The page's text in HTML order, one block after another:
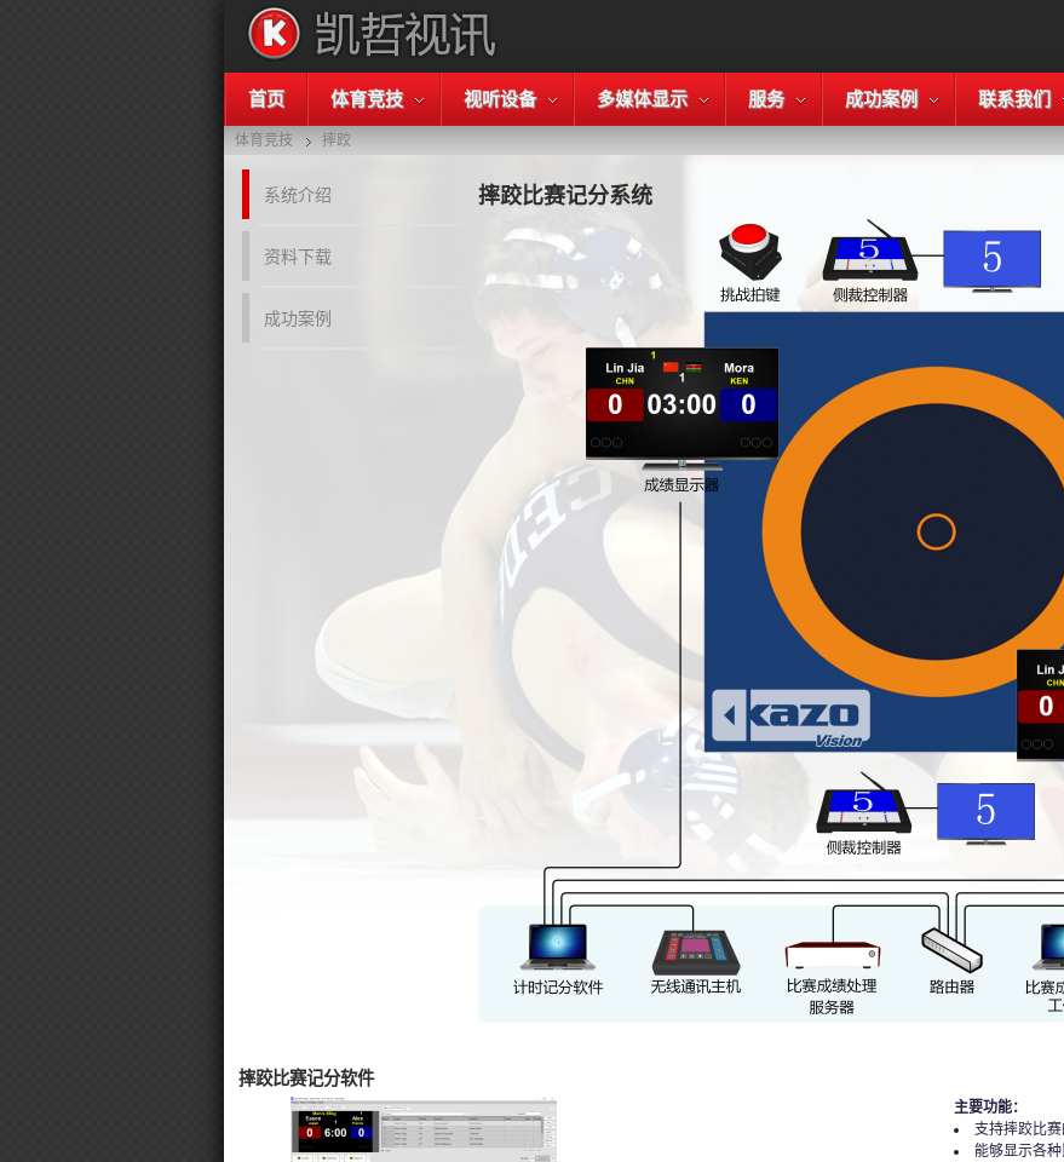
首页 体育竞技 视听设备 多媒体显示 服务 成功案例 联系我们
体育竞技 摔跤
系统介绍
资料下载
成功案例
摔跤比赛记分系统
摔跤比赛记分软件
主要功能：
支持摔跤比赛
能够显示各种